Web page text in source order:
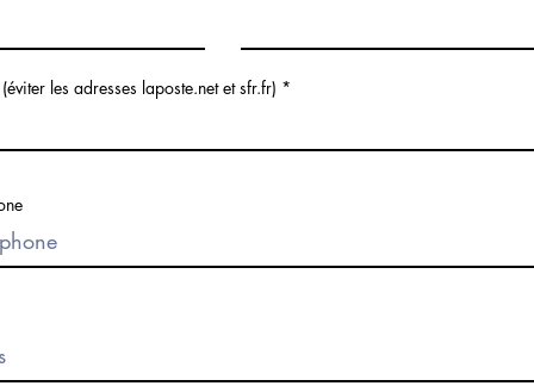
les adresses laposte.net et sfr.fr)